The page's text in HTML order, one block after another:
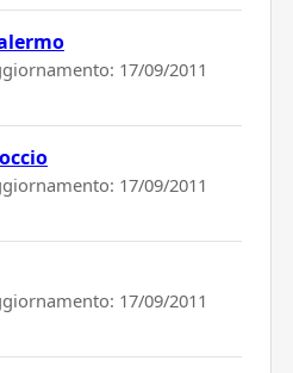
17/09/2011
17/09/2011
17/09/2011